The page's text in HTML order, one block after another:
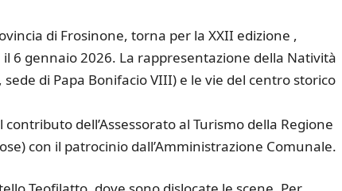
di Frosinone, torna per la XXII edizione ,
6 gennaio 2026. La rappresentazione della Natività
di Papa Bonifacio VIII) e le vie del centro storico
dell’Assessorato al Turismo della Regione
con il patrocinio dall’Amministrazione Comunale.